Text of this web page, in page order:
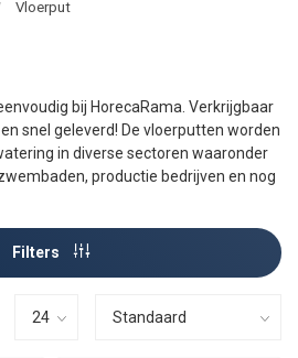
Vloerput
bij HorecaRama. Verkrijgbaar
snel geleverd! De vloerputten worden
in diverse sectoren waaronder
productie bedrijven en nog
Filters